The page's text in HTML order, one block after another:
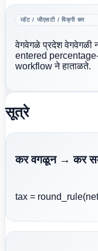
व्हॅट / जीएसटी / विक्री कर
वेगवेगळे प्रदेश वेगवेगळी
entered
workflow ने हाताळते.
सूत्रे
कर वगळून → कर
tax =